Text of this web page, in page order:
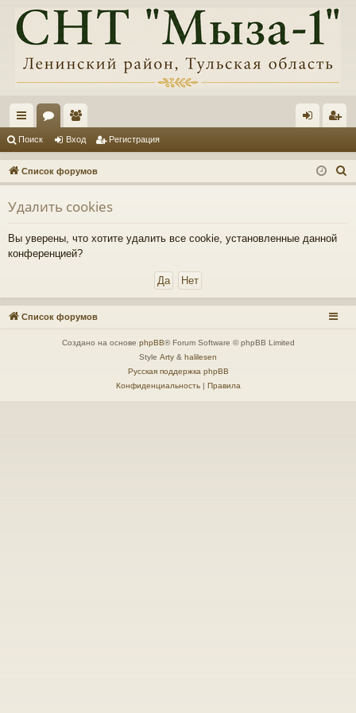
с
ы
лк
и
ум
ы
ол
ьз
ов
ат
ел
и
д ис
тр
ия
Поиск Вход Регистрация
Список форумов
о
Удалить cookies
Вы уверены, что хотите удалить все cookie, установленные данной
конференцией?
Список форумов
Создано на основе phpBB® Forum Software © phpBB Limited
Style Arty & halilesen
Русская поддержка phpBB
Конфиденциальность| Правила